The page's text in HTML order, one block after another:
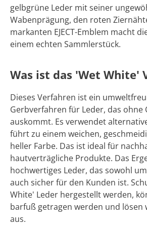
gelbgrüne Leder mit seiner
Wabenprägung, den roten
markanten EJECT-Emblem macht
einem echten Sammlerstück.
Was ist das 'Wet White'
Dieses Verfahren ist ein
Gerbverfahren für Leder, das ohne
auskommt. Es verwendet
führt zu einem weichen,
heller Farbe. Das ist ideal für
hautverträgliche Produkte. Das
hochwertiges Leder, das sowohl
auch sicher für den Kunden ist.
White' Leder hergestellt werden,
barfuß getragen werden und lösen
aus.